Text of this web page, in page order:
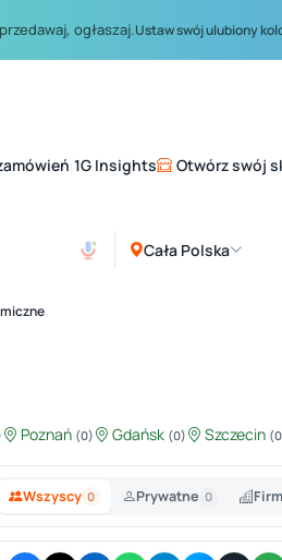
ogłaszaj.Ustaw swój ulubiony
1G Insights Otwórz swój
Cała Polska
Poznań (0) Gdańsk (0) Szczecin
Wszyscy 0 Prywatne 0